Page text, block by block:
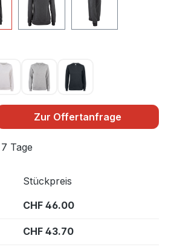
955580
Ecru Meliert 925Graumeliert 95Schwarz 99
Zur Offertanfrage
Tage
Stückpreis
CHF 46.00
CHF 43.70